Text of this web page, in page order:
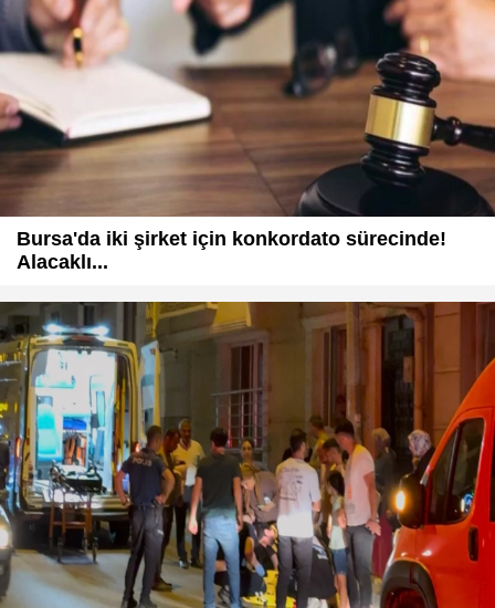
Bursa'da iki şirket için konkordato sürecinde!
Alacaklı...